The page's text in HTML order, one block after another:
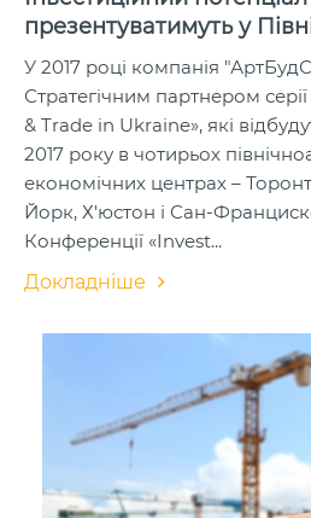
презентуватимуть у
У 2017 році компанія
Стратегічним партнером
& Trade in Ukraine», які
2017 року в чотирьох
економічних центрах –
Йорк, Х'юстон і Сан-
Конференції «Invest...
Докладніше